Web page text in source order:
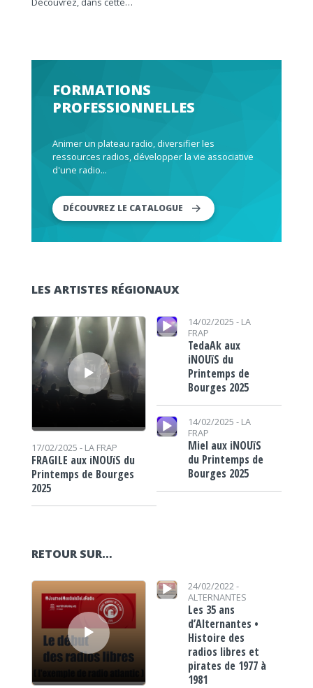
FORMATIONS
PROFESSIONNELLES
Animer un plateau radio, diversifier les
ressources radios, développer la vie associative
d'une radio...
DÉCOUVREZ LE CATALOGUE
LES ARTISTES RÉGIONAUX
Lecteur audio
17/02/2025 - LA FRAP
FRAGILE aux iNOUïS du
Printemps de Bourges
2025
Lecteur audio 14/02/2025 - LA
FRAP
TedaAk aux
iNOUïS du
Printemps de
Bourges 2025
Lecteur audio
14/02/2025 - LA
FRAP
Miel aux iNOUïS
du Printemps de
Bourges 2025
RETOUR SUR…
Lecteur audio
Lecteur audio
24/02/2022 -
ALTERNANTES
Les 35 ans
d’Alternantes •
Histoire des
radios libres et
pirates de 1977 à
1981